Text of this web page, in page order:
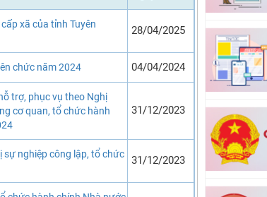
xã của tỉnh Tuyên
28/04/2025
chức năm 2024 04/04/2024
trợ, phục vụ theo Nghị
cơ quan, tổ chức hành
31/12/2023
sự nghiệp công lập, tổ chức
31/12/2023